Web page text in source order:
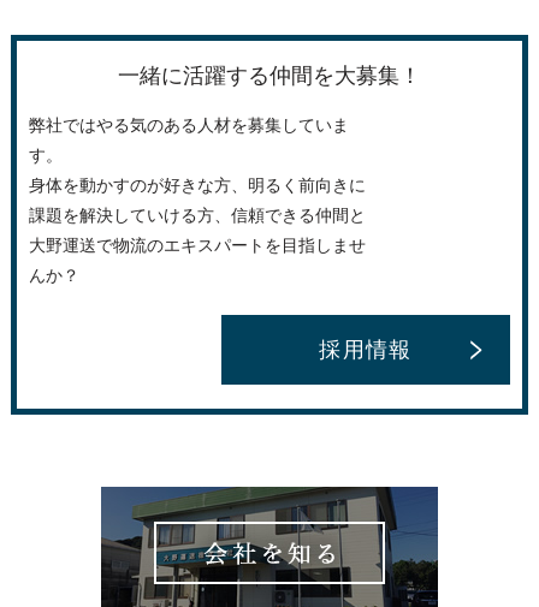
一緒に活躍する仲間を大募集！
弊社ではやる気のある人材を募集していま
す。
身体を動かすのが好きな方、明るく前向きに
課題を解決していける方、信頼できる仲間と
大野運送で物流のエキスパートを目指しませ
んか？
採用情報